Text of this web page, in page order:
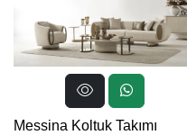
Messina Koltuk Takımı